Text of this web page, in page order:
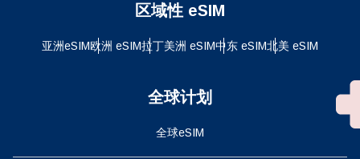
区域性 eSIM
亚洲eSIM欧洲 eSIM拉丁美洲 eSIM中东 eSIM北美 eSIM
全球计划
全球eSIM